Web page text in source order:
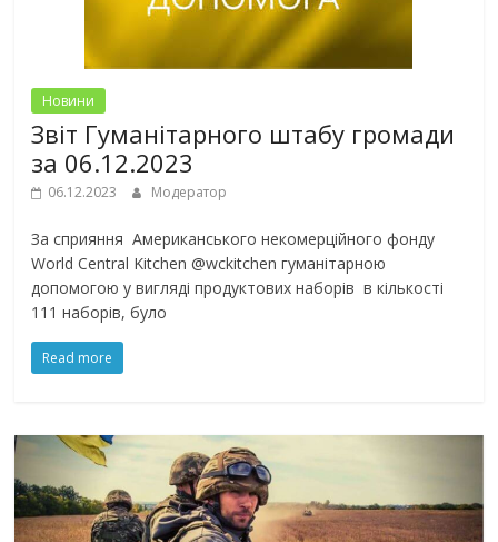
Новини
Звіт Гуманітарного штабу громади
за 06.12.2023
06.12.2023 Модератор
За сприяння Американського некомерційного фонду
World Central Kitchen @wckitchen гуманітарною
допомогою у вигляді продуктових наборів в кількості
111 наборів, було
Read more